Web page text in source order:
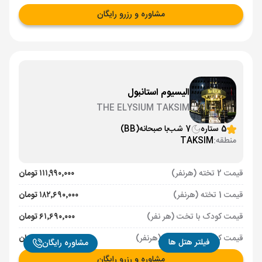
فیلتر هتل ها
مشاوره و رزرو رایگان
الیسیوم استانبول
THE ELYSIUM TAKSIM
5 ستاره
7 شب با صبحانه(BB)
منطقه:TAKSIM
قیمت 2 تخته (هرنفر)
۱۱۱٬۹۹۰٬۰۰۰ تومان
قیمت 1 تخته (هرنفر)
۱۸۲٬۶۹۰٬۰۰۰ تومان
قیمت کودک با تخت (هر نفر)
۶۱٬۶۹۰٬۰۰۰ تومان
قیمت کودک بدون تخت (هرنفر)
۴۱٬۴۹۰٬۰۰۰ تومان
مشاوره رایگان